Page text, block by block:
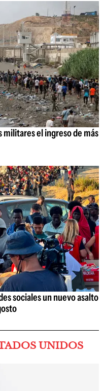
el ingreso de más
sociales un nuevo asalto
UNIDOS